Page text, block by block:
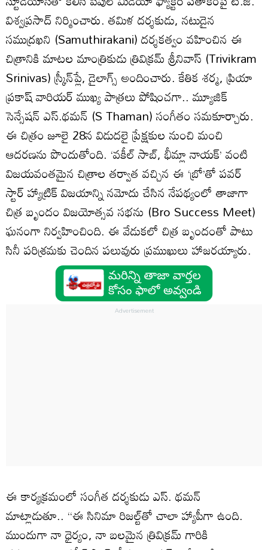
విశ్వప్రసాద్ నిర్మించారు. తమిళ దర్శకుడు, నటుడైన
సముద్రఖని (Samuthirakani) దర్శకత్వం వహించిన ఈ
చిత్రానికి మాటల మాంత్రికుడు త్రివిక్రమ్ శ్రీనివాస్ (Trivikram
Srinivas) స్క్రీన్‌ప్లే, డైలాగ్స్ అందించారు. కేతిక శర్మ, ప్రియా
ప్రకాష్ వారియర్ ముఖ్య పాత్రలు పోషించగా.. మ్యూజిక్
సెన్సేషన్ ఎస్.థమన్ (S Thaman) సంగీతం సమకూర్చారు.
ఈ చిత్రం జూలై 28న విడుదలై ప్రేక్షకుల నుంచి మంచి
ఆదరణను పొందుతోంది. ‘వకీల్ సాబ్, భీమ్లా నాయక్’ వంటి
విజయవంతమైన చిత్రాల తర్వాత వచ్చిన ఈ ‘బ్రో’‌తో పవర్
స్టార్ హ్యాట్రిక్ విజయాన్ని నమోదు చేసిన నేపథ్యంలో తాజాగా
చిత్ర బృందం విజయోత్సవ సభను (Bro Success Meet)
ఘనంగా నిర్వహించింది. ఈ వేడుకలో చిత్ర బృందంతో పాటు
సినీ పరిశ్రమకు చెందిన పలువురు ప్రముఖులు హాజరయ్యారు.
ఈ కార్యక్రమంలో సంగీత దర్శకుడు ఎస్. థమన్
మాట్లాడుతూ.. ‘‘ఈ సినిమా రిజల్ట్‌తో చాలా హ్యాపీగా ఉంది.
ముందుగా నా ధైర్యం, నా బలమైన త్రివిక్రమ్ గారికి